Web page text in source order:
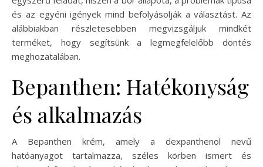
és az egyéni igények mind befolyásolják a választást. Az
alábbiakban részletesebben megvizsgáljuk mindkét
terméket, hogy segítsünk a legmegfelelőbb döntés
meghozatalában.
Bepanthen: Hatékonyság
és alkalmazás
A Bepanthen krém, amely a dexpanthenol nevű
hatóanyagot tartalmazza, széles körben ismert és